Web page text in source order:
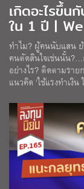
เกิดอะไรขึ้
ใน 1 ปี |
ทำไม? ผู้คนนับแสน
คนตัดสินใจเช่นนั้น
อย่างไร? ติดตามราย
แนวคิด ‘ใช้แรงทำเงิ